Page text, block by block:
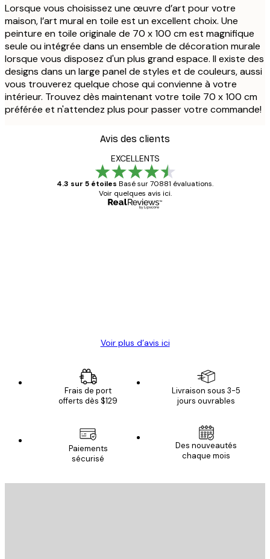
Lorsque vous choisissez une œuvre d’art pour votre
maison, l’art mural en toile est un excellent choix. Une
peinture en toile originale de 70 x 100 cm est magnifique
seule ou intégrée dans un ensemble de décoration murale
lorsque vous disposez d'un plus grand espace. Il existe des
designs dans un large panel de styles et de couleurs, aussi
vous trouverez quelque chose qui convienne à votre
intérieur. Trouvez dès maintenant votre toile 70 x 100 cm
préférée et n'attendez plus pour passer votre commande!
Avis des clients
EXCELLENTS
4.3 sur 5 étoiles Basé sur 70881 évaluations.
Voir quelques avis ici.
Voir plus d’avis ici
Frais de port
offerts dès $129
Livraison sous 3-5
jours ouvrables
Paiements
sécurisé
Des nouveautés
chaque mois